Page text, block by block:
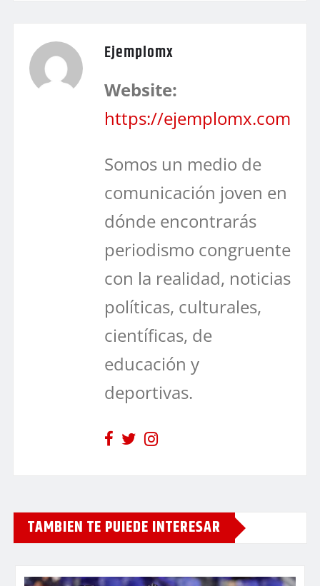
Ejemplomx
Website:
https://ejemplomx.com
Somos un medio de
comunicación joven en
dónde encontrarás
periodismo congruente
con la realidad, noticias
políticas, culturales,
científicas, de
educación y
deportivas.
TAMBIEN TE PUIEDE INTERESAR